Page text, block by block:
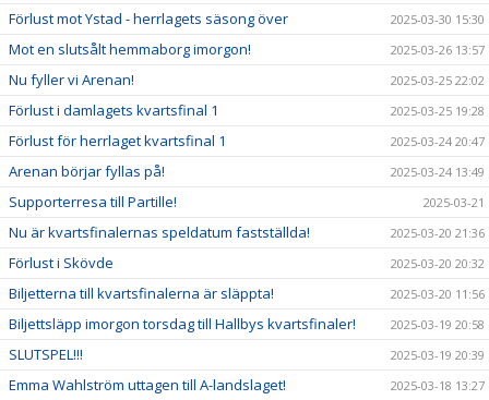
Förlust mot Ystad - herrlagets säsong över 2025-03-30 15:30
Mot en slutsålt hemmaborg imorgon! 2025-03-26 13:57
Nu fyller vi Arenan! 2025-03-25 22:02
Förlust i damlagets kvartsfinal 1 2025-03-25 19:28
Förlust för herrlaget kvartsfinal 1 2025-03-24 20:47
Arenan börjar fyllas på! 2025-03-24 13:49
Supporterresa till Partille! 2025-03-21
Nu är kvartsfinalernas speldatum fastställda! 2025-03-20 21:36
Förlust i Skövde 2025-03-20 20:32
Biljetterna till kvartsfinalerna är släppta! 2025-03-20 11:56
Biljettsläpp imorgon torsdag till Hallbys kvartsfinaler! 2025-03-19 20:58
SLUTSPEL!!! 2025-03-19 20:39
Emma Wahlström uttagen till A-landslaget! 2025-03-18 13:27